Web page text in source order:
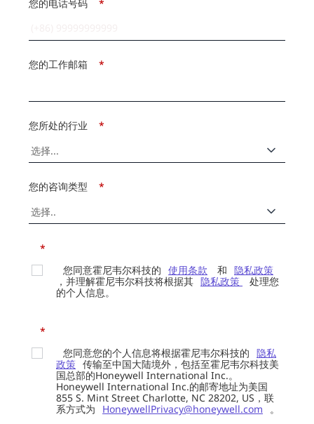
*
您的电话号码
*
您的工作邮箱
*
您所处的行业
*
您的咨询类型
*
您同意霍尼韦尔科技的 使用条款 和 隐私政策
，并理解霍尼韦尔科技将根据其 隐私政策
处理您
的个人信息。
*
您同意您的个人信息将根据霍尼韦尔科技的 隐私
政策 传输至中国大陆境外，包括至霍尼韦尔科技美
国总部的Honeywell International Inc.。
Honeywell International Inc.的邮寄地址为美国
855 S. Mint Street Charlotte, NC 28202, US，联
系方式为
HoneywellPrivacy@honeywell.com
。